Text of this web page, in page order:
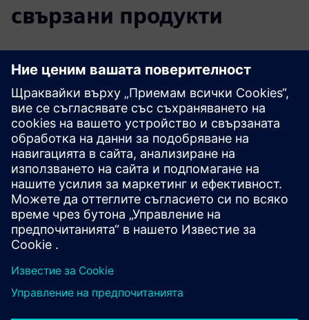
свързани продукти
Допълнителна информация и
ресурси
Спецификационен лист на AnyMAL
Спецификационен лист на AnyMAL X
Демо връзка
Допълнителна информация
Предпоставки
нито един